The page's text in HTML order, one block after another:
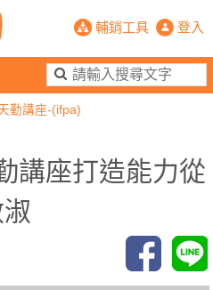
PHEW!好險網
輔銷工具 登入
好險懂生活
輔銷工具 活動專區
勤講座-(ifpa)
講座打造能力從